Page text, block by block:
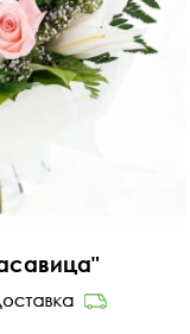
- 2шт., гипсофила,
40 см